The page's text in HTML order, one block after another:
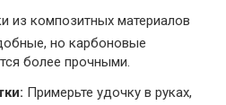
из композитных материалов
но карбоновые
более прочными.
Примерьте удочку в руках,